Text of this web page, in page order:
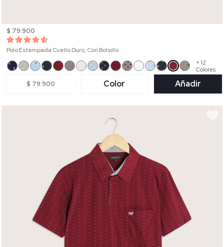
$ 79.900
Polo Estampada Cuello Duro, Con Bolsillo
+ 12
Colores
$ 79.900 Color Añadir